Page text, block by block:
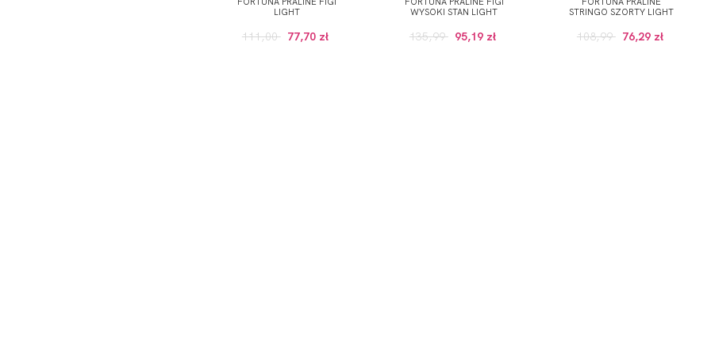
LIGHT
111,00 77,70 zł
WYSOKI STAN LIGHT
135,99 95,19 zł
STRINGO SZORTY LIGHT
108,99 76,29 zł